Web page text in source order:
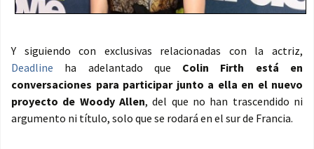
Y siguiendo con exclusivas relacionadas con la actriz,
Deadline ha adelantado que Colin Firth está en
conversaciones para participar junto a ella en el nuevo
proyecto de Woody Allen, del que no han trascendido ni
argumento ni título, solo que se rodará en el sur de Francia.